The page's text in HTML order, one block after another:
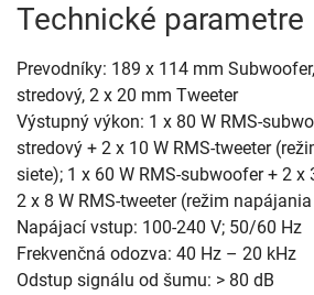
Technické parametre
Prevodníky: 189 x 114 mm
stredový, 2 x 20 mm Tweeter
Výstupný výkon: 1 x 80 W RMS-
stredový + 2 x 10 W RMS-tweeter
siete); 1 x 60 W RMS-subwoofer + 2 x
2 x 8 W RMS-tweeter (režim
Napájací vstup: 100-240 V; 50/60 Hz
Frekvenčná odozva: 40 Hz – 20 kHz
Odstup signálu od šumu: > 80 dB